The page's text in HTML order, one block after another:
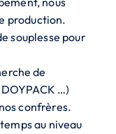
production.
souplesse pour
de
…)
confrères.
au niveau